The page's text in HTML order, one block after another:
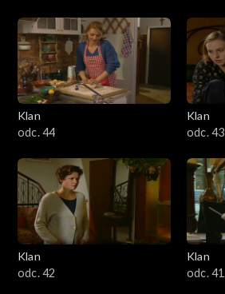
Klan
odc. 44
Klan
odc. 43
Klan
odc. 42
Klan
odc. 41